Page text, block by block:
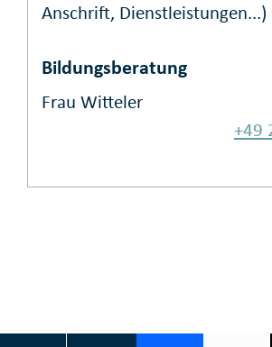
Anschrift, Dienstleistungen...)
Bildungsberatung
Frau Witteler
+49